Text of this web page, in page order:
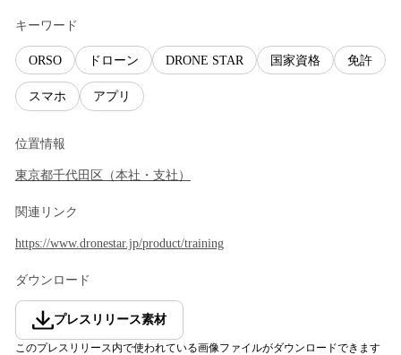
キーワード
ORSO ドローン DRONE STAR 国家資格 免許
スマホ アプリ
位置情報
東京都千代田区 （本社・支社 ）
関連リンク
https://www.dronestar.jp/product/training
ダウンロード
プレスリリース素材
このプレスリリース内で使われている画像ファイルがダウンロードできます